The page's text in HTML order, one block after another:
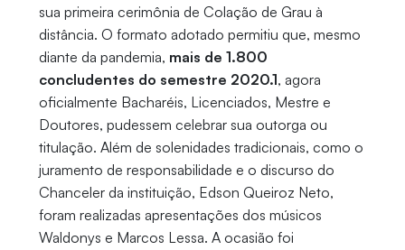
sua primeira cerimônia de Colação de Grau à
distância. O formato adotado permitiu que, mesmo
diante da pandemia, mais de 1.800
concludentes do semestre 2020.1, agora
oficialmente Bacharéis, Licenciados, Mestre e
Doutores, pudessem celebrar sua outorga ou
titulação. Além de solenidades tradicionais, como o
juramento de responsabilidade e o discurso do
Chanceler da instituição, Edson Queiroz Neto,
foram realizadas apresentações dos músicos
Waldonys e Marcos Lessa. A ocasião foi